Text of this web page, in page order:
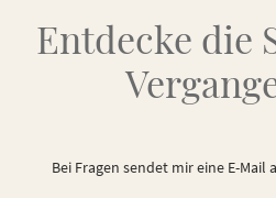
Entdecke die
Bei Fragen sendet mir eine E-